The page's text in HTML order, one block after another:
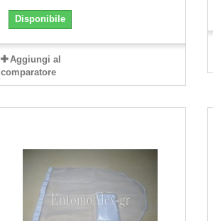
Disponibile
Aggiungi al
comparatore